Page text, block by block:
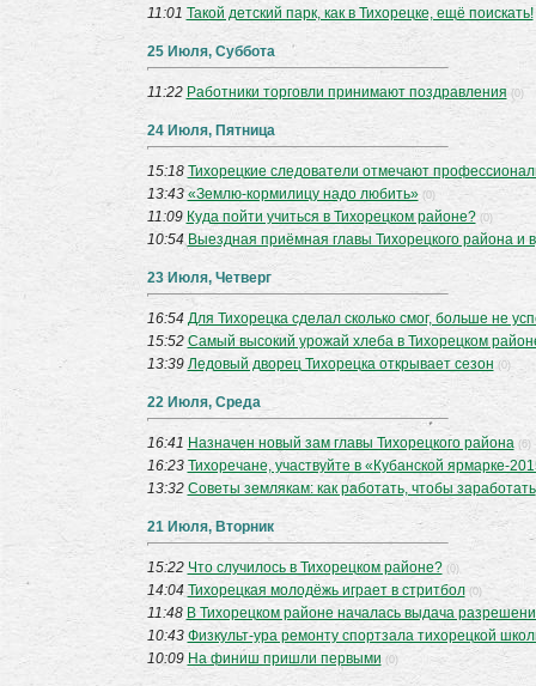
11:01 Такой детский парк, как в Тихорецке, ещё поискать!
25 Июля, Суббота
11:22 Работники торговли принимают поздравления (0)
24 Июля, Пятница
15:18 Тихорецкие следователи отмечают
13:43 «Землю-кормилицу надо любить» (0)
11:09 Куда пойти учиться в Тихорецком районе? (0)
10:54 Выездная приёмная главы Тихорецкого района и
23 Июля, Четверг
16:54 Для Тихорецка сделал сколько смог, больше не
15:52 Самый высокий урожай хлеба в Тихорецком
13:39 Ледовый дворец Тихорецка открывает сезон (0)
22 Июля, Среда
16:41 Назначен новый зам главы Тихорецкого района (6)
16:23 Тихоречане, участвуйте в «Кубанской ярмарке-
13:32 Советы землякам: как работать, чтобы заработать
21 Июля, Вторник
15:22 Что случилось в Тихорецком районе? (0)
14:04 Тихорецкая молодёжь играет в стритбол (0)
11:48 В Тихорецком районе началась выдача
10:43 Физкульт-ура ремонту спортзала тихорецкой
10:09 На финиш пришли первыми (0)